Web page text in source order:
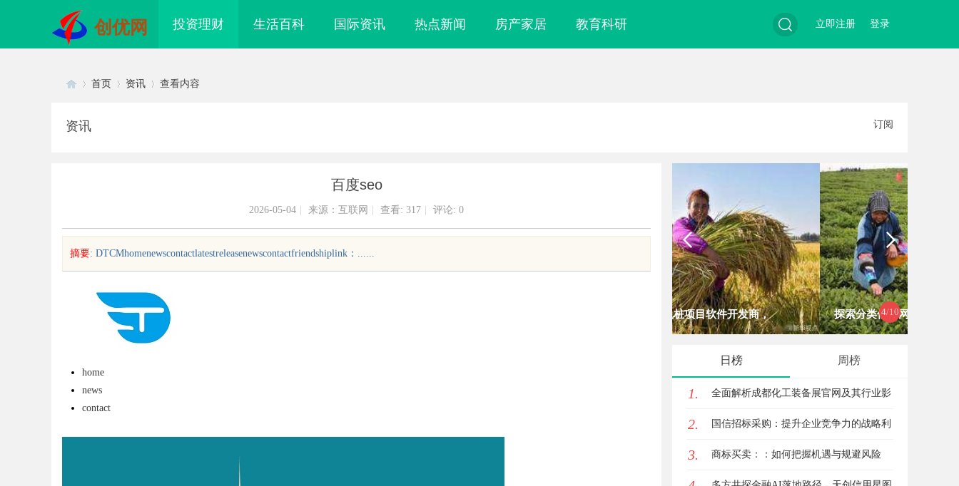
创优网 投资理财 生活百科 国际资讯 热点新闻 房产家居 教育科研 登录
立即注册
首页 资讯 查看内容
资讯 订阅
百度seo
2026-05-04 来源：互联网 查看: 317 评论: 0
摘要: DTCMhomenewscontactlatestreleasenewscontactfriendshiplink：......
home
news
contact
4/10
怕“搜不到”为什么隔壁店铺没 探索分类信息网的多元化服务与发展
日榜 周榜
1. 全面解析成都化工装备展官网及其行业影
响力
2. 国信招标采购：提升企业竞争力的战略利
器解析
3. 商标买卖：：如何把握机遇与规避风险